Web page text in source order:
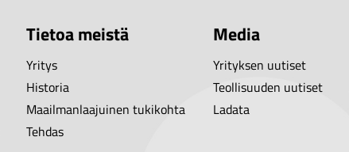
Tietoa meistä
Yritys
Historia
Maailmanlaajuinen tukikohta
Tehdas
Media
Yrityksen uutiset
Teollisuuden uutiset
Ladata